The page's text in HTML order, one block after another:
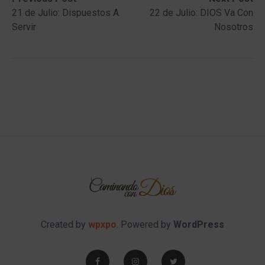
navigation
post:21 de Julio: Dispuestos A
Servir
post:
22 de Julio: DIOS Va Con
Nosotros
Created by wpxpo. Powered by WordPress